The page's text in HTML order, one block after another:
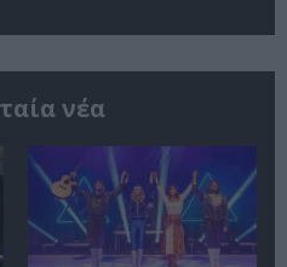
νέα